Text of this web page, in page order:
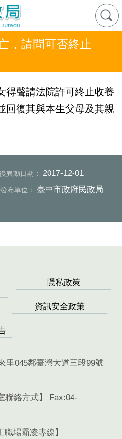
，請問可否終止
得聲請法院許可終止收養
回復其與本生父母及其親
異動日期： 2017-12-01
發布單位： 臺中市政府民政局
隱私政策
資訊安全政策
里045鄰臺灣大道三段99號
聯絡方式】 Fax:04-
職場霸凌專線】